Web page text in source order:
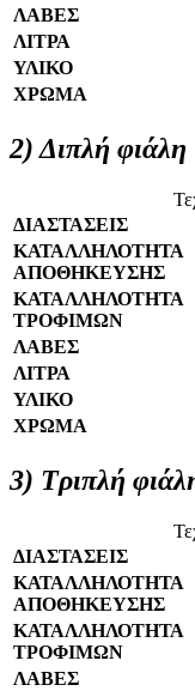
ΛΑΒΕΣ
ΛΙΤΡΑ
ΥΛΙΚΟ
ΧΡΩΜΑ
2) Διπλή φιάλη
ΔΙΑΣΤΑΣΕΙΣ
ΚΑΤΑΛΛΗΛΟΤΗΤΑ
ΑΠΟΘΗΚΕΥΣΗΣ
ΚΑΤΑΛΛΗΛΟΤΗΤΑ
ΤΡΟΦΙΜΩΝ
ΛΑΒΕΣ
ΛΙΤΡΑ
ΥΛΙΚΟ
ΧΡΩΜΑ
3) Τριπλή
ΔΙΑΣΤΑΣΕΙΣ
ΚΑΤΑΛΛΗΛΟΤΗΤΑ
ΑΠΟΘΗΚΕΥΣΗΣ
ΚΑΤΑΛΛΗΛΟΤΗΤΑ
ΤΡΟΦΙΜΩΝ
ΛΑΒΕΣ